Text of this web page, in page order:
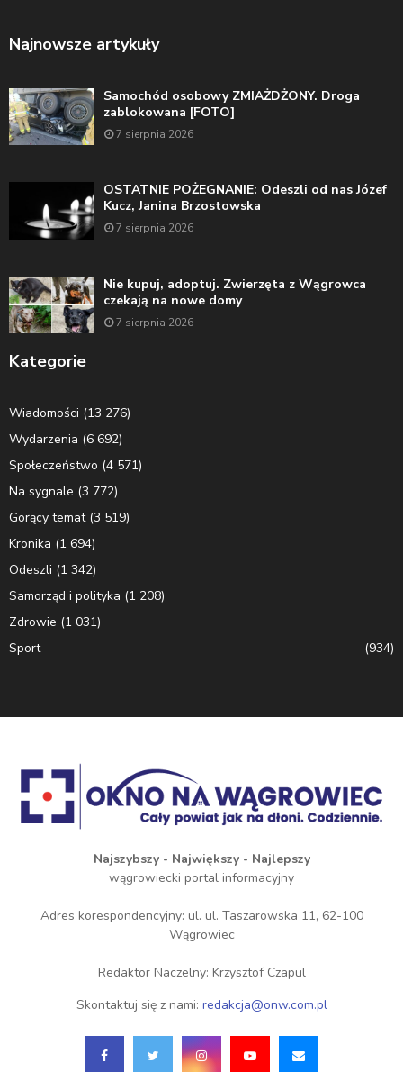
Najnowsze artykuły
Samochód osobowy ZMIAŻDŻONY. Droga
zablokowana [FOTO]
7 sierpnia 2026
OSTATNIE POŻEGNANIE: Odeszli od nas Józef
Kucz, Janina Brzostowska
7 sierpnia 2026
Nie kupuj, adoptuj. Zwierzęta z Wągrowca
czekają na nowe domy
7 sierpnia 2026
Kategorie
Wiadomości (13 276)
Wydarzenia (6 692)
Społeczeństwo (4 571)
Na sygnale (3 772)
Gorący temat(3 519)
Kronika (1 694)
Odeszli (1 342)
Samorząd i polityka (1 208)
Zdrowie (1 031)
Sport
(934)
Najszybszy - Największy - Najlepszy
wągrowiecki portal informacyjny
Adres korespondencyjny: ul. ul. Taszarowska 11, 62-100
Wągrowiec
Redaktor Naczelny: Krzysztof Czapul
Skontaktuj się z nami: redakcja@onw.com.pl